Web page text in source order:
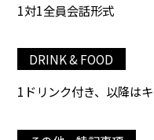
1対1全員会話形式
DRINK & FOOD
1ドリンク付き、以降は